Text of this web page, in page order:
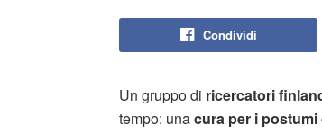
Condividi
Un gruppo di ricercatori
tempo: unacura per i